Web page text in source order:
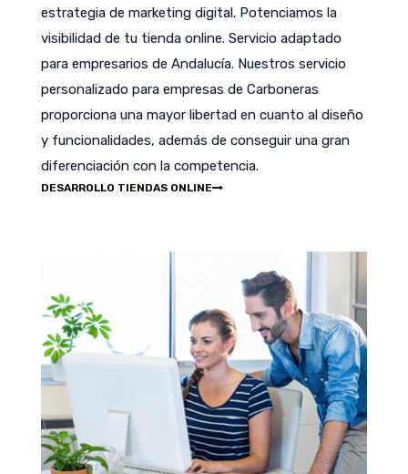
estrategia de marketing digital. Potenciamos la
visibilidad de tu tienda online. Servicio adaptado
para empresarios de Andalucía. Nuestros servicio
personalizado para empresas de Carboneras
proporciona una mayor libertad en cuanto al diseño
y funcionalidades, además de conseguir una gran
diferenciación con la competencia.
DESARROLLO TIENDAS ONLINE